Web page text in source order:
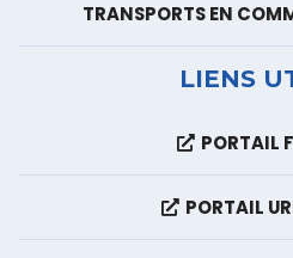
TRANSPORTS EN
LIENS
PORTAIL
PORTAIL